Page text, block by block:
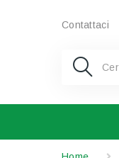
Contattaci